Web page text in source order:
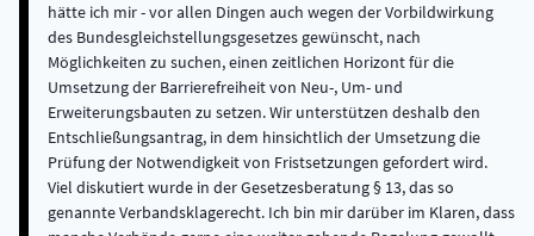
hätte ich mir - vor allen Dingen auch wegen der Vorbildwirkung
des Bundesgleichstellungsgesetzes gewünscht, nach
Möglichkeiten zu suchen, einen zeitlichen Horizont für die
Umsetzung der Barrierefreiheit von Neu-, Um- und
Erweiterungsbauten zu setzen. Wir unterstützen deshalb den
Entschließungsantrag, in dem hinsichtlich der Umsetzung die
Prüfung der Notwendigkeit von Fristsetzungen gefordert wird.
Viel diskutiert wurde in der Gesetzesberatung § 13, das so
genannte Verbandsklagerecht. Ich bin mir darüber im Klaren, dass